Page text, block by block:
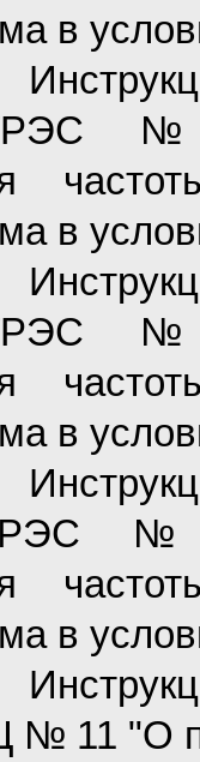
в
ГРЭС
в
ГРЭС
в
ГРЭС
в
№ 11 "О